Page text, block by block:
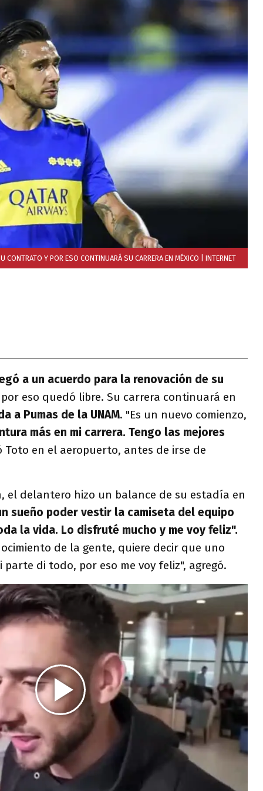
Y POR ESO CONTINUARÁ SU CARRERA EN MÉXICO | INTERNET
a un acuerdo para la renovación de su
eso quedó libre. Su carrera continuará en
a Pumas de la UNAM. "Es un nuevo comienzo,
más en mi carrera. Tengo las mejores
Toto en el aeropuerto, antes de irse de
el delantero hizo un balance de su estadía en
sueño poder vestir la camiseta del equipo
la vida. Lo disfruté mucho y me voy feliz".
de la gente, quiere decir que uno
parte di todo, por eso me voy feliz", agregó.